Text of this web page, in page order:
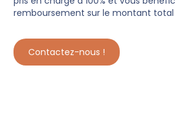
remboursement sur le montant total
Contactez-nous !